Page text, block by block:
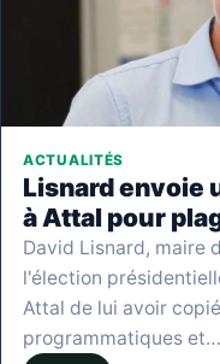
ACTUALITÉS
Lisnard envoie
à Attal pour
David Lisnard, maire
l'élection
Attal de lui avoir
programmatiques et…